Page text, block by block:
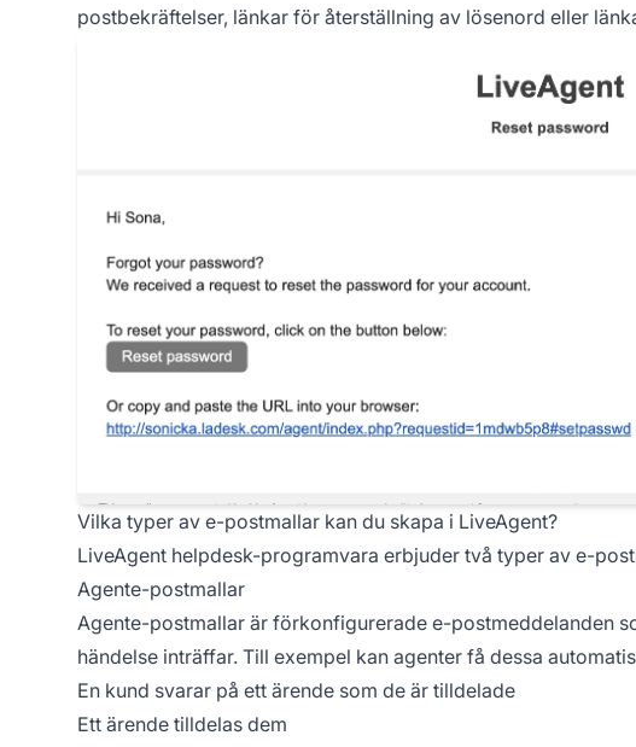
postbekräftelser, länkar för återställning av lösenord eller
Vilka typer av e-postmallar kan du skapa i LiveAgent?
LiveAgent helpdesk-programvara erbjuder två typer av e-
Agente-postmallar
Agente-postmallar är förkonfigurerade e-postmeddelanden
händelse inträffar. Till exempel kan agenter få dessa
En kund svarar på ett ärende som de är tilldelade
Ett ärende tilldelas dem